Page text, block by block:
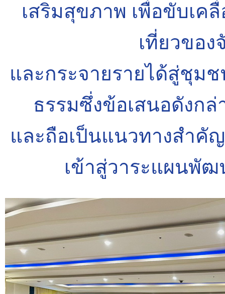
เสริมสุขภาพ เพื่อขับเค
เที่ยวของ
และกระจายรายได้สู่ชุม
ธรรมซึ่งข้อเสนอดังก
และถือเป็นแนวทางสำคั
เข้าสู่วาระแผนพั